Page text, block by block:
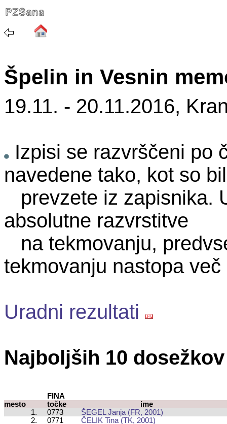
Špelin in Vesnin
19.11. - 20.11.2016,
Izpisi se razvrščeni po
navedene tako, kot so
prevzete iz zapisnika.
absolutne razvrstitve
na tekmovanju,
tekmovanju nastopa
Uradni rezultati
Najboljših 10 dosežkov
FINA
mesto
točke
ime
1. 0773
ŠEGEL Janja (FR, 2001)
2. 0771
ČELIK Tina (TK, 2001)